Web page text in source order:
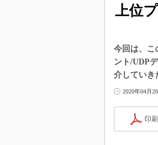
上位
今回は、こ
ント/UDP
介していき
2020年04月
印